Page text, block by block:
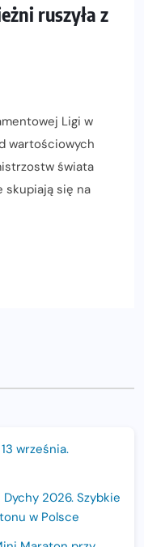
ruszyła z
Ligi w
wartościowych
świata
skupiają się na
września.
2026. Szybkie
w Polsce